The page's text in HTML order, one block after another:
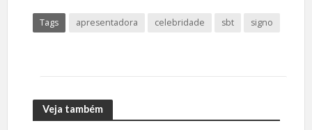
Tags apresentadora celebridade sbt signo
Veja também